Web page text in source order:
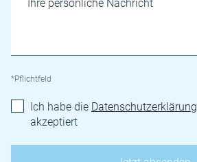
*Pflichtfeld
Ich habe die Datenschutzerklärung
akzeptiert